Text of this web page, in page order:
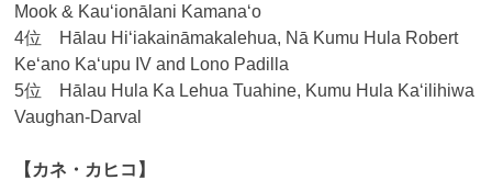
Mook & Kauʻionālani Kamanaʻo
4位 Hālau Hi‘iakaināmakalehua, Nā Kumu Hula Robert
Keʻano Kaʻupu IV and Lono Padilla
5位 Hālau Hula Ka Lehua Tuahine, Kumu Hula Kaʻilihiwa
Vaughan-Darval
【カネ・カヒコ】